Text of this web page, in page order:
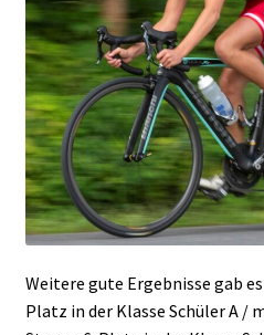
Weitere gute Ergebnisse gab
Platz in der Klasse Schüler A /